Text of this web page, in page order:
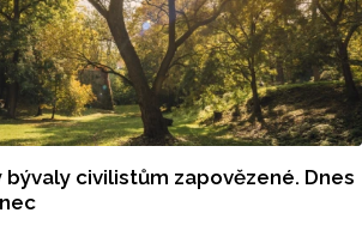
civilistům zapovězené. Dnes